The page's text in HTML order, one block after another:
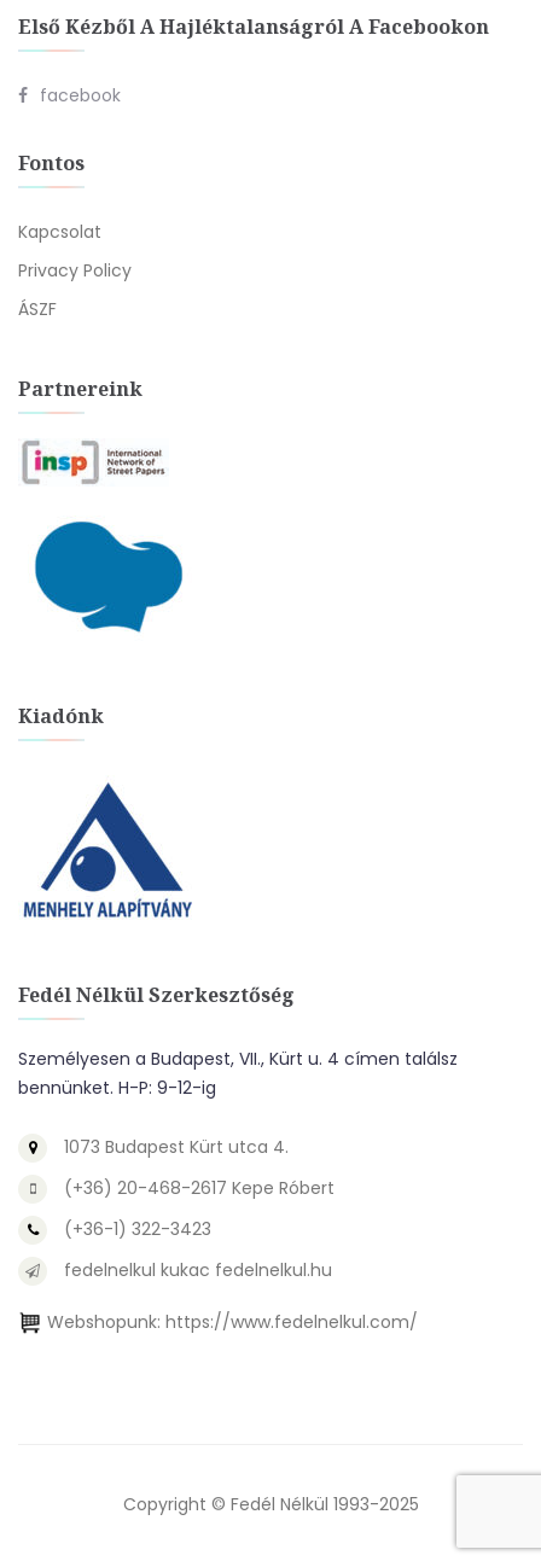
Első Kézből A Hajléktalanságról A Facebookon
facebook
Fontos
Kapcsolat
Privacy Policy
ÁSZF
Partnereink
Kiadónk
Fedél Nélkül Szerkesztőség
Személyesen a Budapest, VII., Kürt u. 4 címen találsz
bennünket. H-P: 9-12-ig
1073 Budapest Kürt utca 4.
(+36) 20-468-2617 Kepe Róbert
(+36-1) 322-3423
fedelnelkul kukac fedelnelkul.hu
Webshopunk: https://www.fedelnelkul.com/
Copyright © Fedél Nélkül 1993-2025